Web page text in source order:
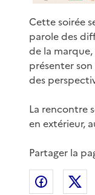
Cette soirée
parole des
de la
présenter
des
La rencontre
en extérieur,
Partager la